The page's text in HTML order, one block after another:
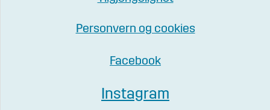
Personvern og cookies
Facebook
Instagram